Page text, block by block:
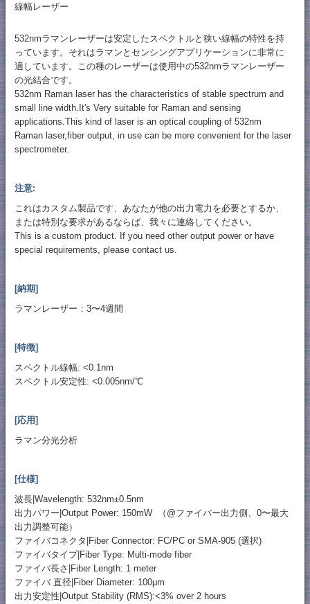
線幅レーザー
532nmラマンレーザーは安定したスペクトルと狭い線幅の特性を持
っています。それはラマンとセンシングアプリケーションに非常に
適しています。この種のレーザーは使用中の532nmラマンレーザー
の光結合です。
532nm Raman laser has the characteristics of stable spectrum and
small line width.It's Very suitable for Raman and sensing
applications.This kind of laser is an optical coupling of 532nm
Raman laser,fiber output, in use can be more convenient for the laser
spectrometer.
注意:
これはカスタム製品です、あなたが他の出力電力を必要とするか、
または特別な要求があるならば、我々に連絡してください。
This is a custom product. If you need other output power or have
special requirements, please contact us.
[納期]
ラマンレーザー：3〜4週間
[特徴]
スペクトル線幅: <0.1nm
スペクトル安定性: <0.005nm/℃
[応用]
ラマン分光分析
[仕様]
波長|Wavelength: 532nm±0.5nm
出力パワー|Output Power: 150mW （@ファイバー出力側、0〜最大
出力調整可能）
ファイバコネクタ|Fiber Connector: FC/PC or SMA-905 (選択)
ファイバタイプ|Fiber Type: Multi-mode fiber
ファイバ長さ|Fiber Length: 1 meter
ファイバ 直径|Fiber Diameter: 100μm
出力安定性|Output Stability (RMS):<3% over 2 hours